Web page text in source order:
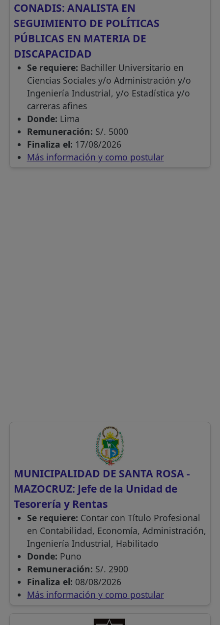
CONADIS: ANALISTA EN
SEGUIMIENTO DE POLÍTICAS
PÚBLICAS EN MATERIA DE
DISCAPACIDAD
Se requiere: Bachiller Universitario en
Ciencias Sociales y/o Administración y/o
Ingeniería Industrial, y/o Estadística y/o
carreras afines
Donde: Lima
Remuneración: S/. 5000
Finaliza el: 17/08/2026
Más información y como postular
MUNICIPALIDAD DE SANTA ROSA -
MAZOCRUZ: Jefe de la Unidad de
Tesorería y Rentas
Se requiere: Contar con Título Profesional
en Contabilidad, Economía, Administración,
Ingeniería Industrial, Habilitado
Donde: Puno
Remuneración: S/. 2900
Finaliza el: 08/08/2026
Más información y como postular